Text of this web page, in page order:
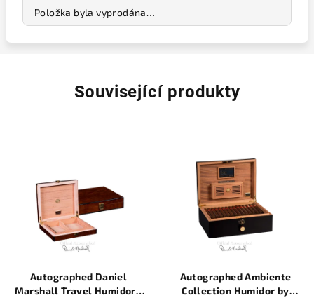
Položka byla vyprodána…
Související produkty
Autographed Daniel
Marshall Travel Humidor -
Autographed Ambiente
Collection Humidor by